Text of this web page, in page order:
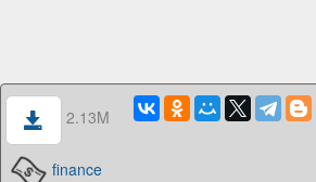
2.13M
finance